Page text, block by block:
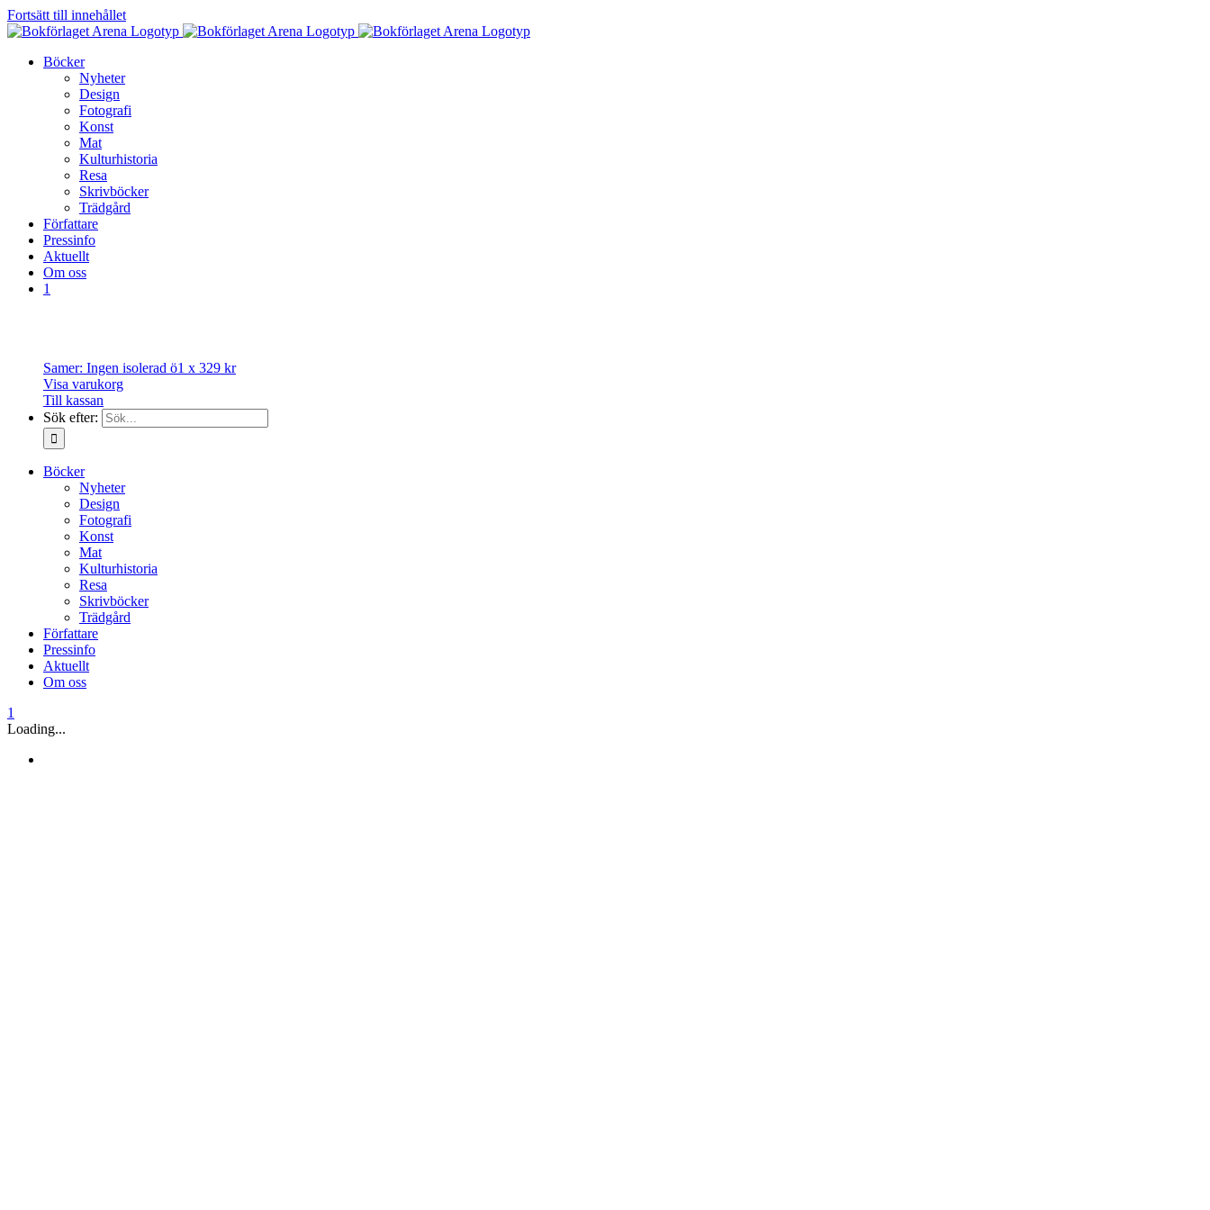
Fortsätt till innehållet
Böcker
Nyheter
Design
Fotografi
Konst
Mat
Kulturhistoria
Resa
Skrivböcker
Trädgård
Författare
Pressinfo
Aktuellt
Om oss
1
Samer: Ingen isolerad ö1 x 329 kr
Visa varukorg
Till kassan
Sök efter:
Böcker
Nyheter
Design
Fotografi
Konst
Mat
Kulturhistoria
Resa
Skrivböcker
Trädgård
Författare
Pressinfo
Aktuellt
Om oss
1
Loading...